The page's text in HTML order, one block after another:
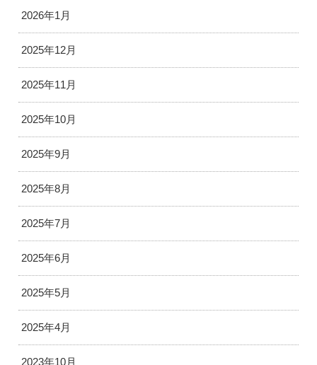
2026年1月
2025年12月
2025年11月
2025年10月
2025年9月
2025年8月
2025年7月
2025年6月
2025年5月
2025年4月
2023年10月